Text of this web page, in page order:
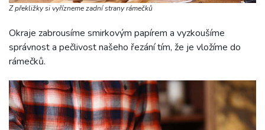
Z překližky si vyřízneme zadní strany rámečků
Okraje zabrousíme smirkovým papírem a vyzkoušíme
správnost a pečlivost našeho řezání tím, že je vložíme do
rámečků.